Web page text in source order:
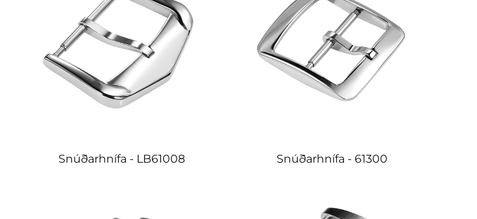
Snúðarhnífa - LB61008 Snúðarhnífa - 61300